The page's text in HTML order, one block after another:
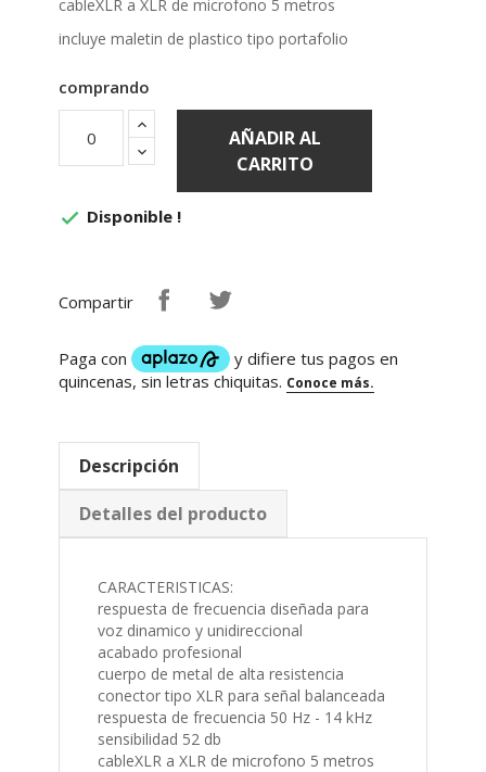
incluye maletin de plastico tipo portafolio
AÑADIR AL
CARRITO
Disponible !
Descripción
Detalles del producto
respuesta de frecuencia diseñada para
voz dinamico y unidireccional
acabado profesional
cuerpo de metal de alta resistencia
conector tipo XLR para señal balanceada
respuesta de frecuencia 50 Hz - 14 kHz
sensibilidad 52 db
cableXLR a XLR de microfono 5 metros
incluye maletin de plastico tipo portafolio